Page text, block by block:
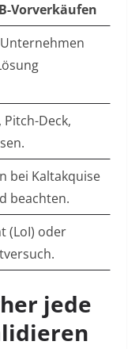
Vorverkäufen
Pitch-Deck,
bei Kaltakquise
beachten.
(LoI) oder
jede